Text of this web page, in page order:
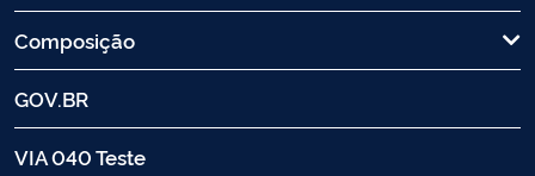
Composição
GOV.BR
VIA 040 Teste